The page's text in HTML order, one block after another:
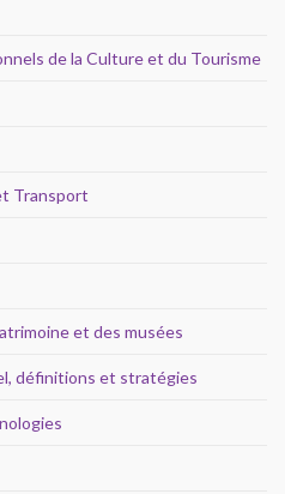
de la Culture et du Tourisme
Transport
et des musées
définitions et stratégies